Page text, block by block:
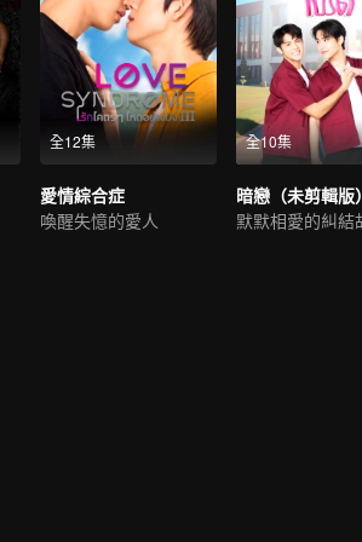
全12集
愛情綜合症
喚醒失憶的愛人
全10集
暗戀（未剪輯版
默默相愛的糾結